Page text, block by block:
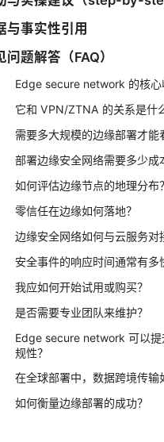
与事实性引用
问题解答（FAQ）
Edge secure network 的核心
它和 VPN/ZTNA 的关系是什
需要多大规模的边缘部署才能
部署边缘安全网络需要多少成
如何评估边缘节点的地理分布？
零信任在边缘如何落地？
边缘安全网络如何与云服务对
安全事件的响应时间通常有多
我应如何开始试用或购买？
是否需要专业团队来维护？
Edge secure network 可以提
规性？
在全球部署中，数据跨境传输
如何衡量边缘部署的成功？